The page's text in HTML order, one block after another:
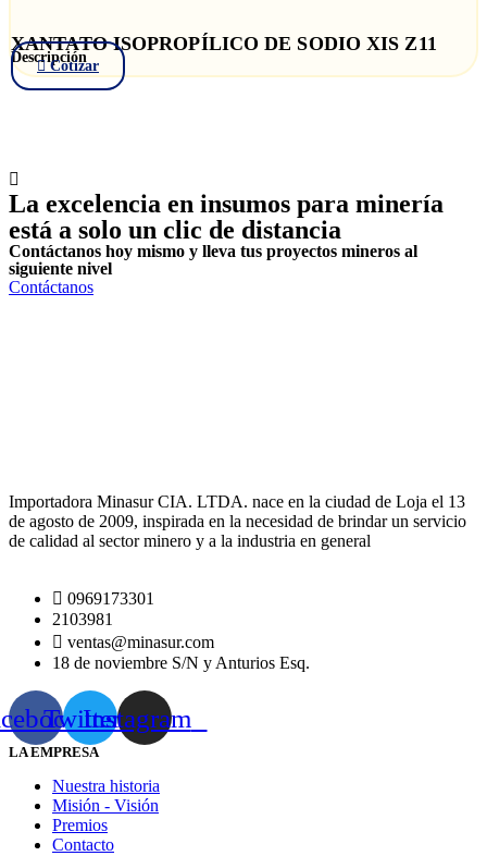
XANTATO ISOPROPÍLICO DE SODIO XIS Z11
Descripción
Cotizar
La excelencia en insumos para minería
está a solo un clic de distancia
Contáctanos hoy mismo y lleva tus proyectos mineros al
siguiente nivel
Contáctanos
Importadora Minasur CIA. LTDA. nace en la ciudad de Loja el 13
de agosto de 2009, inspirada en la necesidad de brindar un servicio
de calidad al sector minero y a la industria en general
0969173301
2103981
ventas@minasur.com
18 de noviembre S/N y Anturios Esq.
TwitterInstagram
LA EMPRESA
Nuestra historia
Misión - Visión
Premios
Contacto